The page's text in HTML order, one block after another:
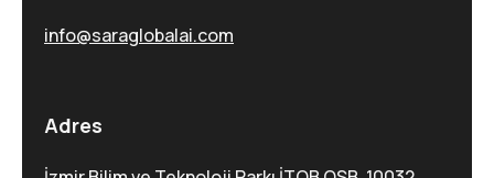
info@saraglobalai.com
Adres